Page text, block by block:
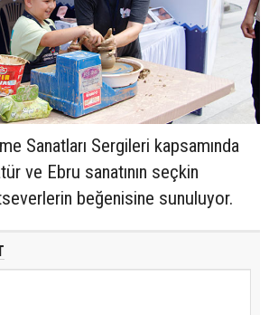
Sanatları Sergileri kapsamında
ve Ebru sanatının seçkin
beğenisine sunuluyor.